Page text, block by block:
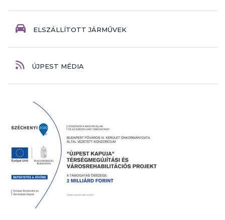
ELSZÁLLÍTOTT JÁRMŰVEK
ÚJPEST MÉDIA